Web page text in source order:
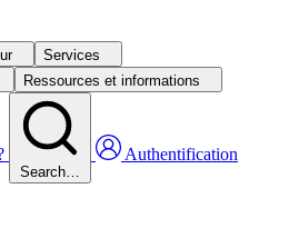
Services
Ressources et informations
Search…
Authentification